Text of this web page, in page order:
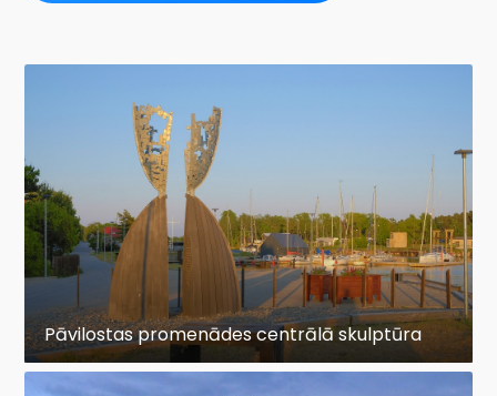
Pāvilostas promenādes centrālā skulptūra